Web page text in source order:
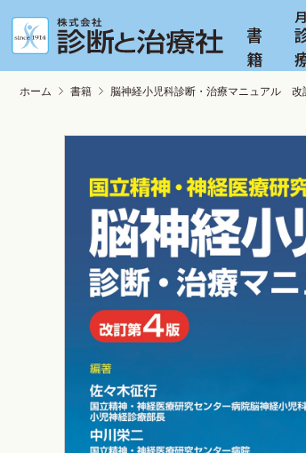
書
籍
ホーム 書籍 脳神経小児科診断・治療マニュアル 改